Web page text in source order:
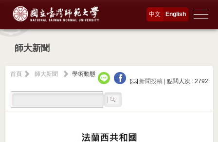
English
中文
師大新聞
首頁 師大新聞
學術動態
新聞投稿 |點閱人次 : 2792